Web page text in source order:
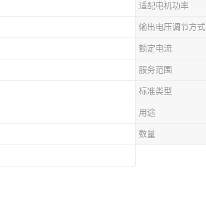
适配电机功率
输出电压调节方式
额定电流
服务范围
标准类型
用途
数量